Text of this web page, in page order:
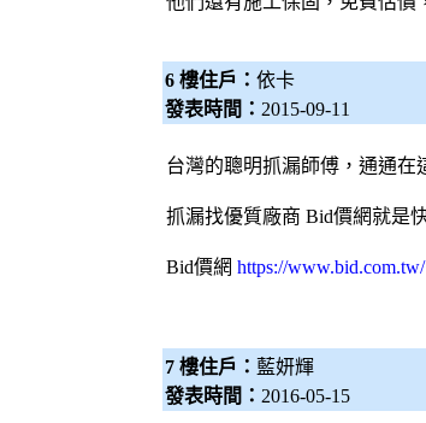
6 樓住戶： 依卡
發表時間： 2015-09-11
台灣的聰明抓漏師傅，通通在
抓漏找優質廠商 Bid價網就是
Bid價網 https://www.bid.com.tw/
7 樓住戶： 藍妍輝
發表時間： 2016-05-15